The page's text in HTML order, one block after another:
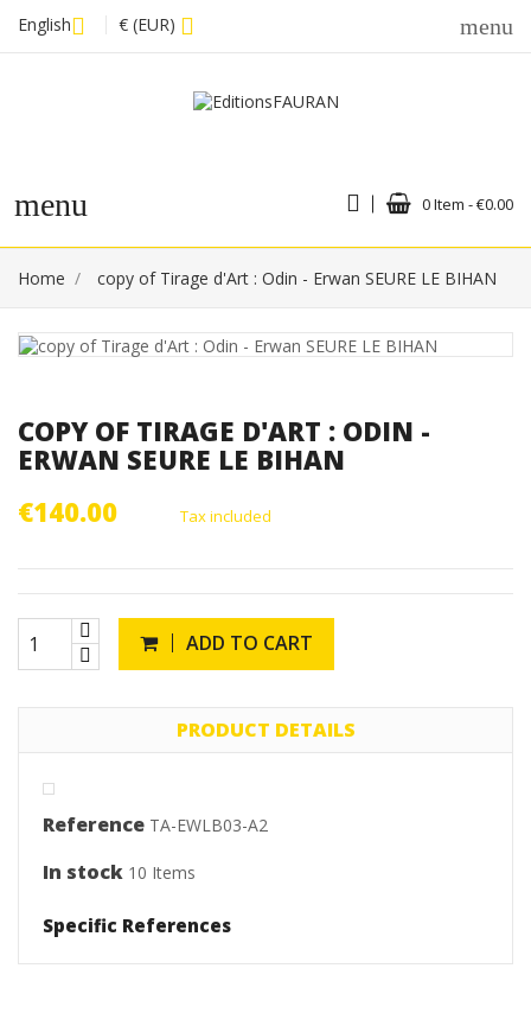
English € (EUR) menu
menu 0 Item - €0.00
Home copy of Tirage d'Art : Odin - Erwan SEURE LE BIHAN
COPY OF TIRAGE D'ART : ODIN -
ERWAN SEURE LE BIHAN
€140.00
Tax included
ADD TO CART
PRODUCT DETAILS
Reference TA-EWLB03-A2
In stock 10 Items
Specific References